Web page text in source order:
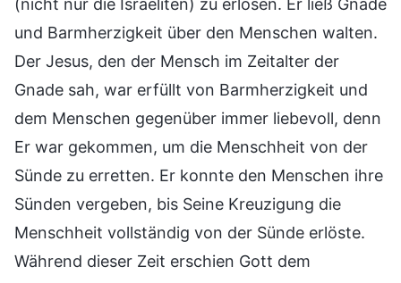
und Barmherzigkeit über den Menschen walten.
Der Jesus, den der Mensch im Zeitalter der
Gnade sah, war erfüllt von Barmherzigkeit und
dem Menschen gegenüber immer liebevoll, denn
Er war gekommen, um die Menschheit von der
Sünde zu erretten. Er konnte den Menschen ihre
Sünden vergeben, bis Seine Kreuzigung die
Menschheit vollständig von der Sünde erlöste.
Während dieser Zeit erschien Gott dem